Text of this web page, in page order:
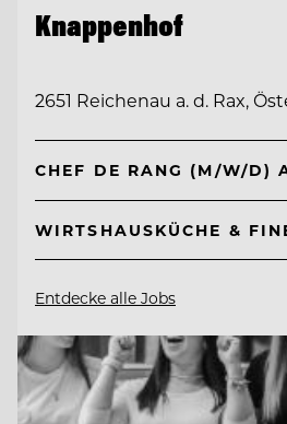
Knappenhof
2651 Reichenau a. d. Rax,
CHEF DE RANG (M/W/D)
WIRTSHAUSKÜCHE &
Entdecke alle Jobs